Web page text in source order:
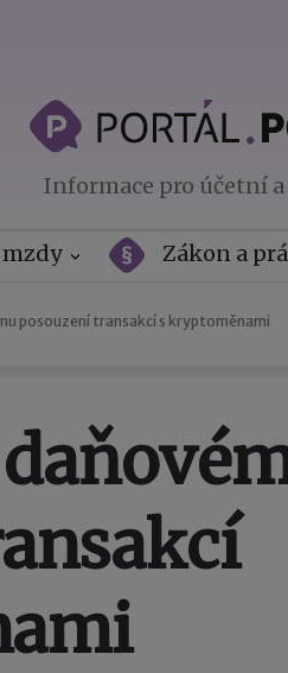
Informace pro účetní
Zákon a
posouzení transakcí s kryptoměnami